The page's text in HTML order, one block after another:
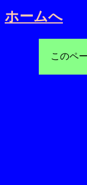
ホームへ
このペ